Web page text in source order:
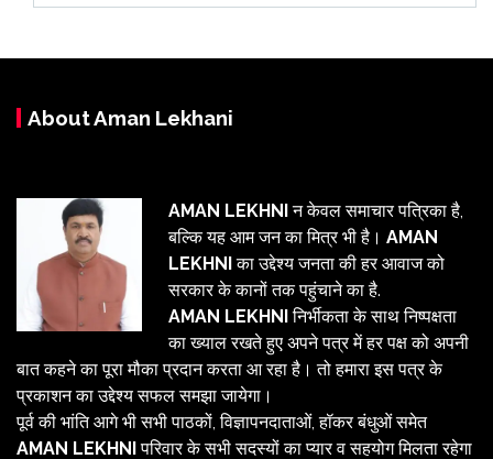
About Aman Lekhani
AMAN LEKHNIन केवल समाचार पत्रिका है,
बल्कि यह आम जन का मित्र भी है। AMAN
LEKHNIका उद्देश्य जनता की हर आवाज को
सरकार के कानों तक पहुंचाने का है.
AMAN LEKHNIनिर्भीकता के साथ निष्पक्षता
का ख्याल रखते हुए अपने पत्र में हर पक्ष को अपनी
बात कहने का पूरा मौका प्रदान करता आ रहा है। तो हमारा इस पत्र के
प्रकाशन का उद्देश्य सफल समझा जायेगा।
पूर्व की भांति आगे भी सभी पाठकों, विज्ञापनदाताओं, हॉकर बंधुओं समेत
AMAN LEKHNIपरिवार के सभी सदस्यों का प्यार व सहयोग मिलता रहेगा